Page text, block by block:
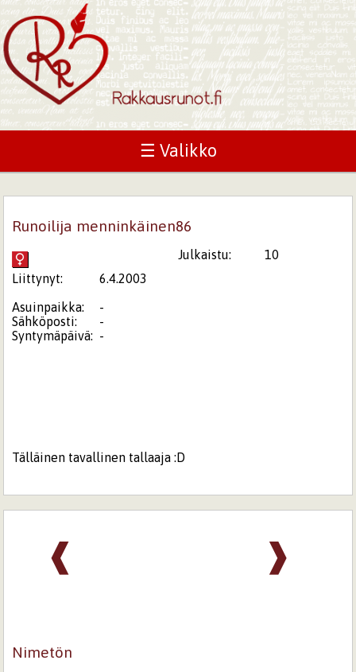
☰ Valikko
Runoilija menninkäinen86
Julkaistu:
10
Liittynyt:
6.4.2003
Asuinpaikka:
-
Sähköposti:
-
Syntymäpäivä: -
Tälläinen tavallinen tallaaja :D
❱
❰
Nimetön